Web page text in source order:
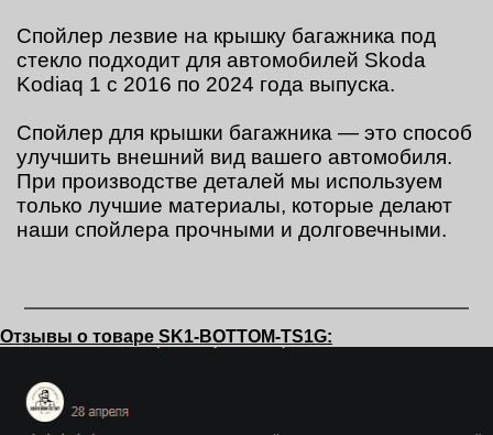
Спойлер лезвие на крышку багажника под
стекло подходит для автомобилей Skoda
Kodiaq 1 с 2016 по 2024 года выпуска.
Спойлер для крышки багажника — это способ
улучшить внешний вид вашего автомобиля.
При производстве деталей мы используем
только лучшие материалы, которые делают
наши спойлера прочными и долговечными.
Отзывы о товаре SK1-BOTTOM-TS1G: